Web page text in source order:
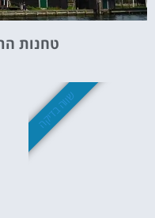
טחנות
שווה בדיקה